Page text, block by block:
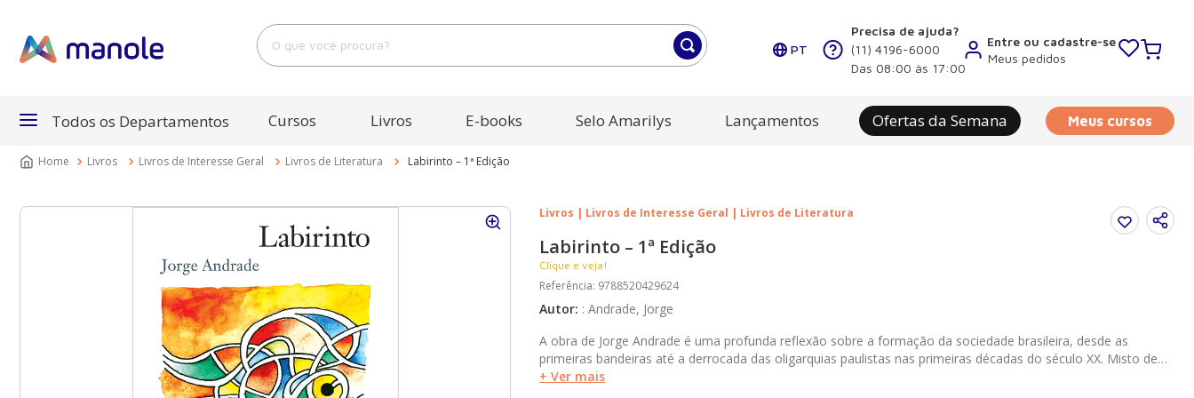
O que você procura?
PT
Precisa de ajuda?
(11) 4196-6000
Das 08:00 às 17:00
Entre ou cadastre-se
Meus pedidos
Todos os Departamentos Cursos Livros E-books Selo Amarilys Lançamentos Ofertas da Semana Meus cursos
Livros Livros de Interesse Geral Livros de Literatura Labirinto – 1ª Edição
Livros | Livros de Interesse Geral | Livros de Literatura
Labirinto – 1ª Edição
Clique e veja!
Referência: 9788520429624
Autor: : Andrade, Jorge
A obra de Jorge Andrade é uma profunda reflexão sobre a formação da sociedade brasileira, desde as
primeiras bandeiras até a derrocada das oligarquias paulistas nas primeiras décadas do século XX. Misto de
autobiografia, ficção e reportagens que realizou para a revista Realidade , o romance Labirinto -
+ Ver mais